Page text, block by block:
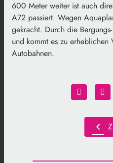
600 Meter weiter ist auch
A72 passiert. Wegen
gekracht. Durch die
und kommt es zu erheblichen
Autobahnen.
chevron_left